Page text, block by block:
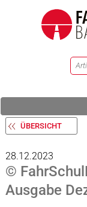
ÜBERSICHT
28.12.2023
©
Ausgabe